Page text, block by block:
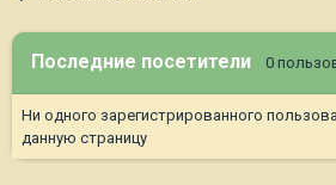
Последние посетители 0
Ни одного зарегистрированного
данную страницу